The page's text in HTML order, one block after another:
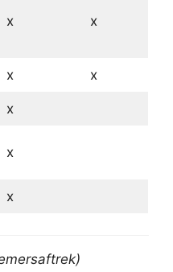
x x
x x
x
x
x